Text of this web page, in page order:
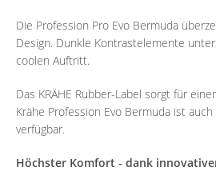
Die Profession Pro Evo Bermuda
Design. Dunkle Kontrastelemente
coolen Auftritt.
Das KRÄHE Rubber-Label sorgt für
Krähe Profession Evo Bermuda ist
verfügbar.
Höchster Komfort - dank